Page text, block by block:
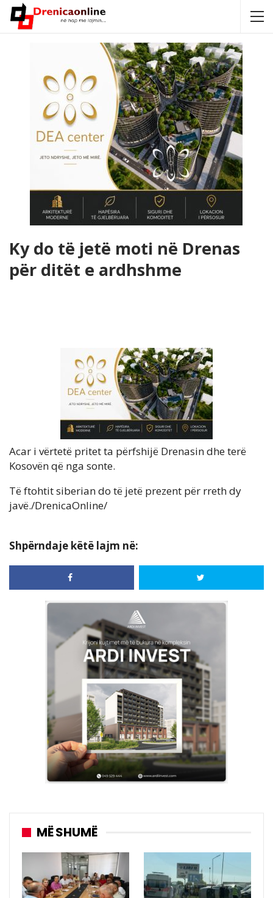
Ky do të jetë moti në Drenas
për ditët e ardhshme
Acar i vërtetë pritet ta përfshijë Drenasin dhe terë
Kosovën që nga sonte.
Të ftohtit siberian do të jetë prezent për rreth dy
javë./DrenicaOnline/
Shpërndaje këtë lajm në:
MË SHUMË